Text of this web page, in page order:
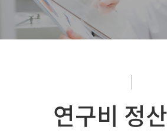
연구비 정